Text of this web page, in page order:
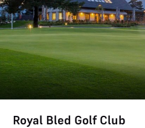
Royal Bled Golf Club